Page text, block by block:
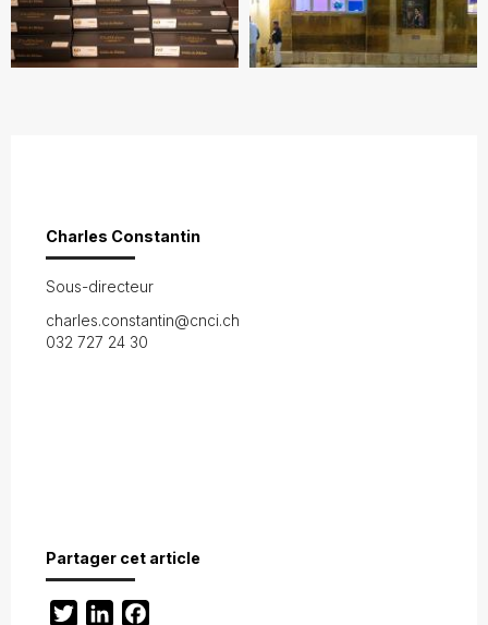
Charles Constantin
Sous-directeur
charles.constantin@cnci.ch
032 727 24 30
Partager cet article
TwitterLinkedIn